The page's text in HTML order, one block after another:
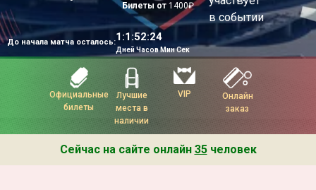
Билеты от 1400₽
До начала матча осталось:1:1:52:22
Дней Часов Мин Сек
Официальные
билеты
Лучшие
места в
наличии
VIP
Онлайн
заказ
Сейчас на сайте онлайн 35человек